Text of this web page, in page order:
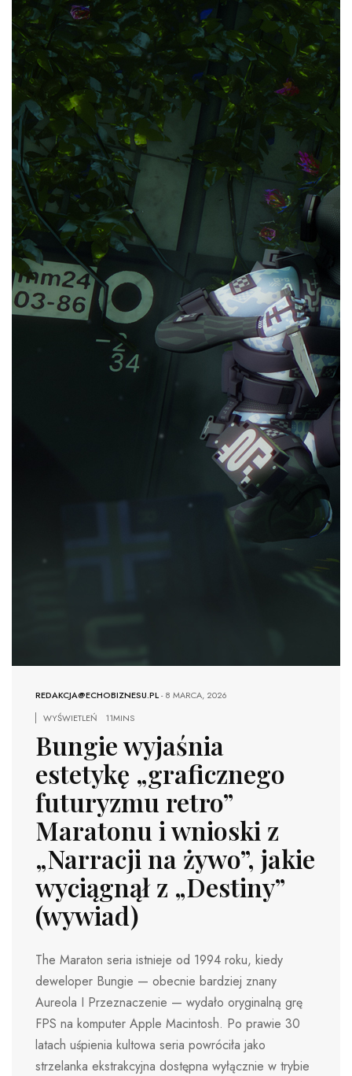
REDAKCJA@ECHOBIZNESU.PL-8 MARCA, 2026
WYŚWIETLEŃ
11MINS
Bungie wyjaśnia
estetykę „graficznego
futuryzmu retro”
Maratonu i wnioski z
„Narracji na żywo”, jakie
wyciągnął z „Destiny”
(wywiad)
The Maraton seria istnieje od 1994 roku, kiedy
deweloper Bungie — obecnie bardziej znany
Aureola I Przeznaczenie — wydało oryginalną grę
FPS na komputer Apple Macintosh. Po prawie 30
latach uśpienia kultowa seria powróciła jako
strzelanka ekstrakcyjna dostępna wyłącznie w trybie